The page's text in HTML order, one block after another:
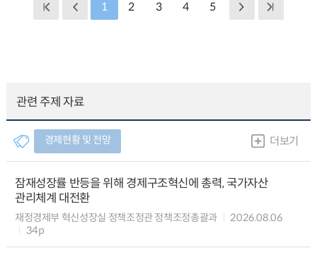
1 2 3 4 5
관련 주제 자료
경제현황 및 전망 더보기
잠재성장률 반등을 위해 경제구조혁신에 총력, 국가자산
관리체계 대전환
재정경제부 혁신성장실 정책조정관 정책조정총괄과
2026.08.06
34p